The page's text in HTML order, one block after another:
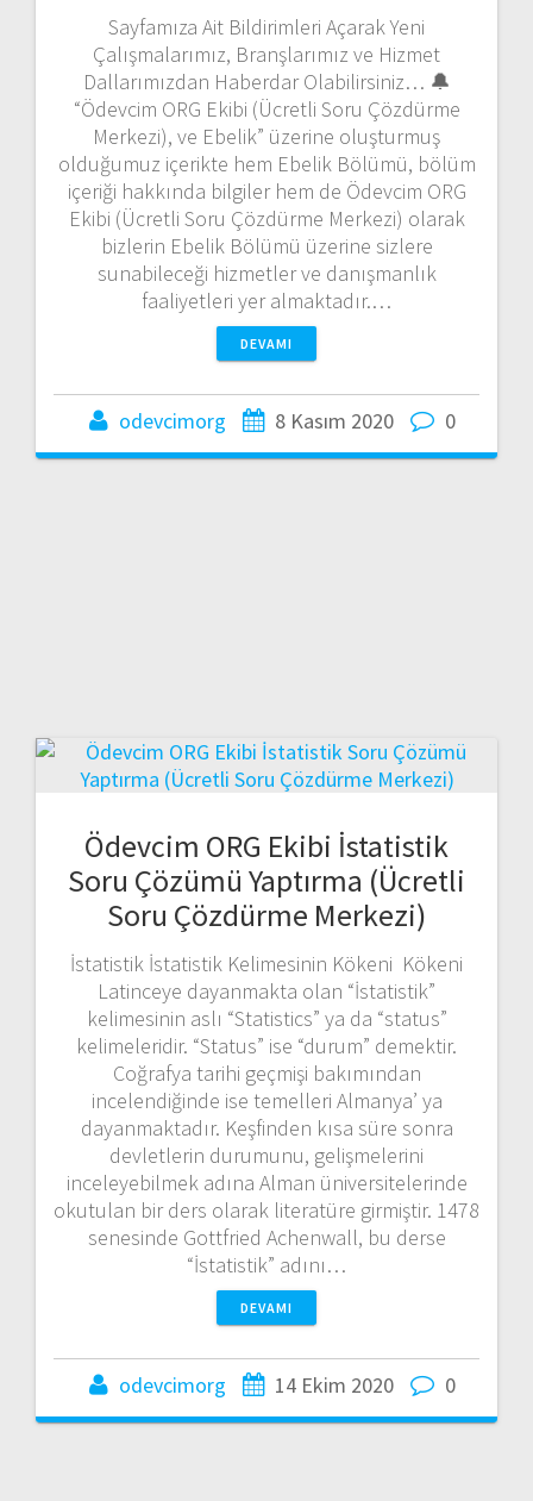
Sayfamıza Ait Bildirimleri Açarak Yeni
Çalışmalarımız, Branşlarımız ve Hizmet
Dallarımızdan Haberdar Olabilirsiniz… 🔔
“Ödevcim ORG Ekibi (Ücretli Soru Çözdürme
Merkezi), ve Ebelik” üzerine oluşturmuş
olduğumuz içerikte hem Ebelik Bölümü, bölüm
içeriği hakkında bilgiler hem de Ödevcim ORG
Ekibi (Ücretli Soru Çözdürme Merkezi) olarak
bizlerin Ebelik Bölümü üzerine sizlere
sunabileceği hizmetler ve danışmanlık
faaliyetleri yer almaktadır.…
DEVAMI
odevcimorg 8 Kasım 2020 0
Ödevcim ORG Ekibi İstatistik
Soru Çözümü Yaptırma (Ücretli
Soru Çözdürme Merkezi)
İstatistik İstatistik Kelimesinin Kökeni Kökeni
Latinceye dayanmakta olan “İstatistik”
kelimesinin aslı “Statistics” ya da “status”
kelimeleridir. “Status” ise “durum” demektir.
Coğrafya tarihi geçmişi bakımından
incelendiğinde ise temelleri Almanya’ ya
dayanmaktadır. Keşfinden kısa süre sonra
devletlerin durumunu, gelişmelerini
inceleyebilmek adına Alman üniversitelerinde
okutulan bir ders olarak literatüre girmiştir. 1478
senesinde Gottfried Achenwall, bu derse
“İstatistik” adını…
DEVAMI
odevcimorg 14 Ekim 2020 0